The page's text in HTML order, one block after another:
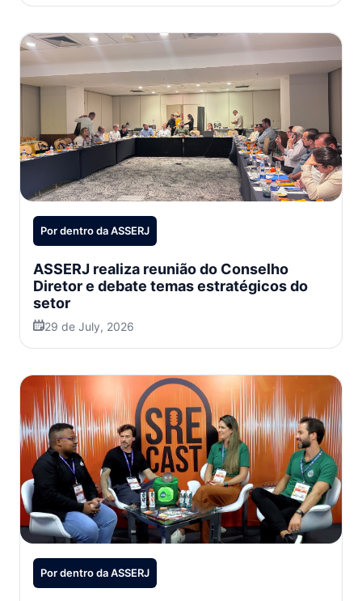
Por dentro da ASSERJ
ASSERJ realiza reunião do Conselho
Diretor e debate temas estratégicos do
setor
29 de July, 2026
Por dentro da ASSERJ